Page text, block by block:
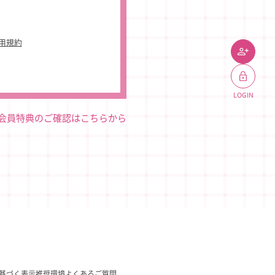
JOIN
LOGIN
規約
員特典のご確認はこちらから